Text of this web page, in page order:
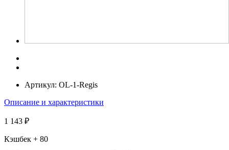
Артикул: OL-1-Regis
Описание и характеристики
1 143 ₽
Кэшбек + 80